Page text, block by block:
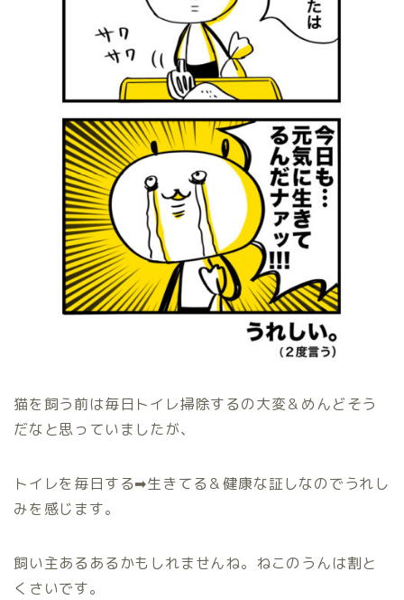
猫を飼う前は毎日トイレ掃除するの大変＆めんどそう
だなと思っていましたが、
トイレを毎日する➡︎生きてる＆健康な証しなのでうれし
みを感じます。
飼い主あるあるかもしれませんね。ねこのうんは割と
くさいです。